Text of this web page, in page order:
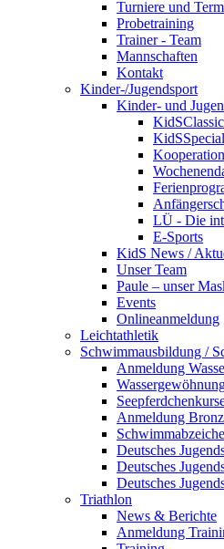
Turniere und
Probetraining
Trainer - Team
Mannschaften
Kontakt
Kinder-/Jugendsport
Kinder- und
KidSClassic
KidSSpecial
LÜ - Die
E-Sports
KidS News /
Unser Team
Paule – unser
Events
Onlineanmeldung
Leichtathletik
Schwimmausbildung /
Anmeldung
Anmeldung
Deutsches
Deutsches
Deutsches
Triathlon
News & Berichte
Anmeldung